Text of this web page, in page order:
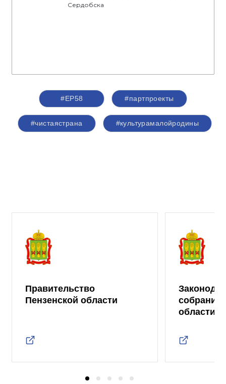
Сердобска
#ЕР58 #партпроекты
#чистаястрана #культурамалойродины
Правительство
Пензенской области
собрание
области